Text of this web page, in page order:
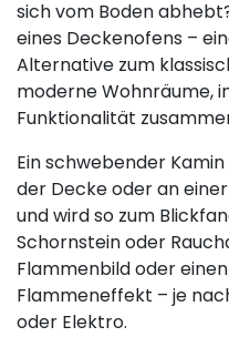
sich vom Boden
eines Deckenofens –
Alternative zum
moderne Wohnräume,
Funktionalität
Ein schwebender
der Decke oder an
und wird so zum
Schornstein oder
Flammenbild oder
Flammeneffekt – je
oder Elektro.